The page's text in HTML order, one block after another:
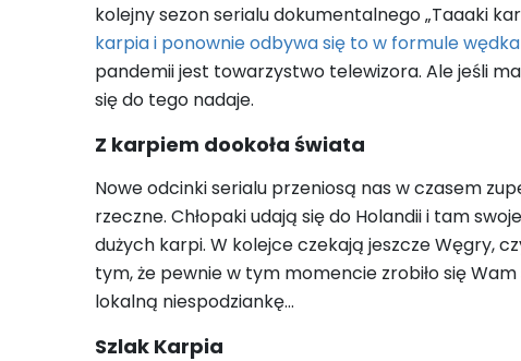
kolejny sezon serialu dokumentalnego „Taaaki
karpia i ponownie odbywa się to w formule
pandemii jest towarzystwo telewizora. Ale jeśli
się do tego nadaje.
Z karpiem dookoła świata
Nowe odcinki serialu przeniosą nas w czasem
rzeczne. Chłopaki udają się do Holandii i tam
dużych karpi. W kolejce czekają jeszcze Węgry,
tym, że pewnie w tym momencie zrobiło się
lokalną niespodziankę…
Szlak Karpia